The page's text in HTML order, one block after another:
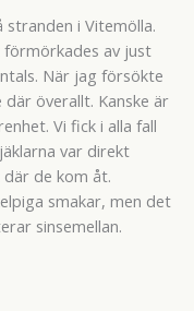
stranden i Vitemölla.
av just
När jag försökte
överallt. Kanske är
Vi fick i alla fall
var direkt
de kom åt.
smakar, men det
sinsemellan.